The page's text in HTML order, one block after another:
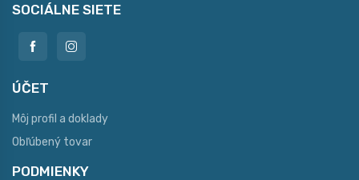
SOCIÁLNE SIETE
ÚČET
Môj profil a doklady
Obľúbený tovar
PODMIENKY